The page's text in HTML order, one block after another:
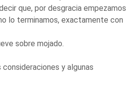
que, por desgracia empezamos
lo terminamos, exactamente con
sobre mojado.
consideraciones y algunas